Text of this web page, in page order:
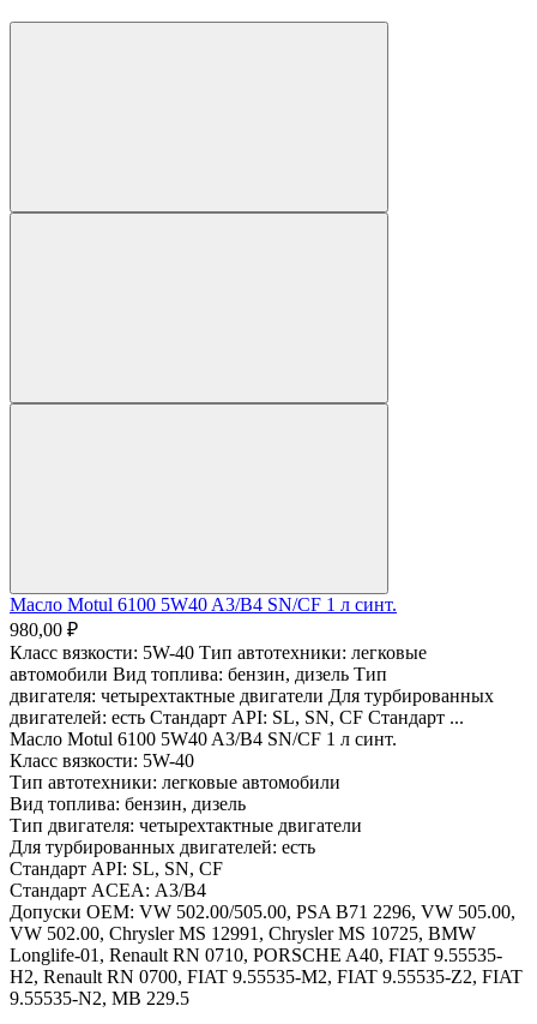
Масло Motul 6100 5W40 A3/B4 SN/CF 1 л синт.
980,00 ₽
Класс вязкости: 5W-40 Тип автотехники: легковые
автомобили Вид топлива: бензин, дизель Тип
двигателя: четырехтактные двигатели Для турбированных
двигателей: есть Стандарт API: SL, SN, CF Стандарт ...
Масло Motul 6100 5W40 A3/B4 SN/CF 1 л синт.
Класс вязкости: 5W-40
Тип автотехники: легковые автомобили
Вид топлива: бензин, дизель
Тип двигателя: четырехтактные двигатели
Для турбированных двигателей: есть
Стандарт API: SL, SN, CF
Стандарт ACEA: A3/В4
Допуски OEM: VW 502.00/505.00, PSA B71 2296, VW 505.00,
VW 502.00, Chrysler MS 12991, Chrysler MS 10725, BMW
Longlife-01, Renault RN 0710, PORSCHE A40, FIAT 9.55535-
H2, Renault RN 0700, FIAT 9.55535-M2, FIAT 9.55535-Z2, FIAT
9.55535-N2, MB 229.5